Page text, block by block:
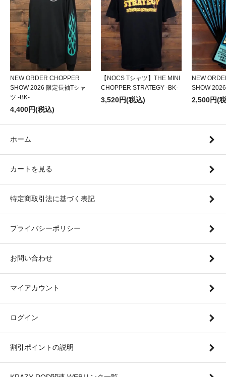
NEW ORDER CHOPPER
SHOW 2026 限定長袖Tシャ
ツ -BK-
4,400円(税込)
【NOCS Tシャツ】THE MINI
CHOPPER STRATEGY -BK-
3,520円(税込)
NEW
SHOW
2,500円(
ホーム
カートを見る
特定商取引法に基づく表記
プライバシーポリシー
お問い合わせ
マイアカウント
ログイン
割引ポイントの説明